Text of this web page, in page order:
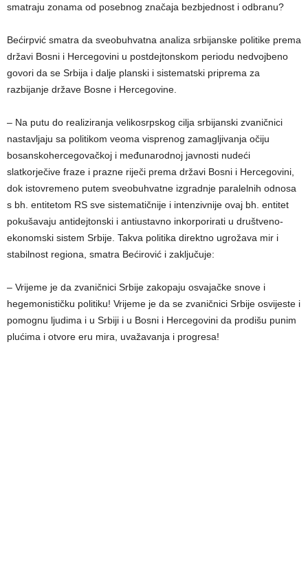
smatraju zonama od posebnog značaja bezbjednost i odbranu?
Bećirpvić smatra da sveobuhvatna analiza srbijanske politike prema
državi Bosni i Hercegovini u postdejtonskom periodu nedvojbeno
govori da se Srbija i dalje planski i sistematski priprema za
razbijanje države Bosne i Hercegovine.
– Na putu do realiziranja velikosrpskog cilja srbijanski zvaničnici
nastavljaju sa politikom veoma visprenog zamagljivanja očiju
bosanskohercegovačkoj i međunarodnoj javnosti nudeći
slatkorječive fraze i prazne riječi prema državi Bosni i Hercegovini,
dok istovremeno putem sveobuhvatne izgradnje paralelnih odnosa
s bh. entitetom RS sve sistematičnije i intenzivnije ovaj bh. entitet
pokušavaju antidejtonski i antiustavno inkorporirati u društveno-
ekonomski sistem Srbije. Takva politika direktno ugrožava mir i
stabilnost regiona, smatra Bećirović i zaključuje:
– Vrijeme je da zvaničnici Srbije zakopaju osvajačke snove i
hegemonističku politiku! Vrijeme je da se zvaničnici Srbije osvijeste i
pomognu ljudima i u Srbiji i u Bosni i Hercegovini da prodišu punim
plućima i otvore eru mira, uvažavanja i progresa!